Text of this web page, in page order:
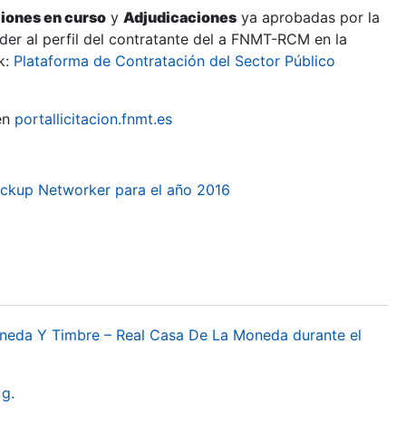
en curso y Adjudicaciones ya aprobadas por la
al perfil del contratante del a FNMT-RCM en la
Plataforma de Contratación del Sector Público
portallicitacion.fnmt.es
Networker para el año 2016
Y Timbre – Real Casa De La Moneda durante el